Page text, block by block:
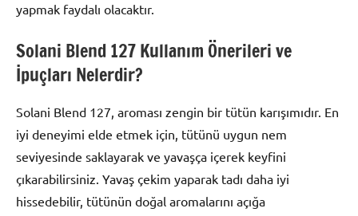
yapmak faydalı olacaktır.
Solani Blend 127 Kullanım Önerileri ve
İpuçları Nelerdir?
Solani Blend 127, aroması zengin bir tütün karışımıdır. En
iyi deneyimi elde etmek için, tütünü uygun nem
seviyesinde saklayarak ve yavaşça içerek keyfini
çıkarabilirsiniz. Yavaş çekim yaparak tadı daha iyi
hissedebilir, tütünün doğal aromalarını açığa